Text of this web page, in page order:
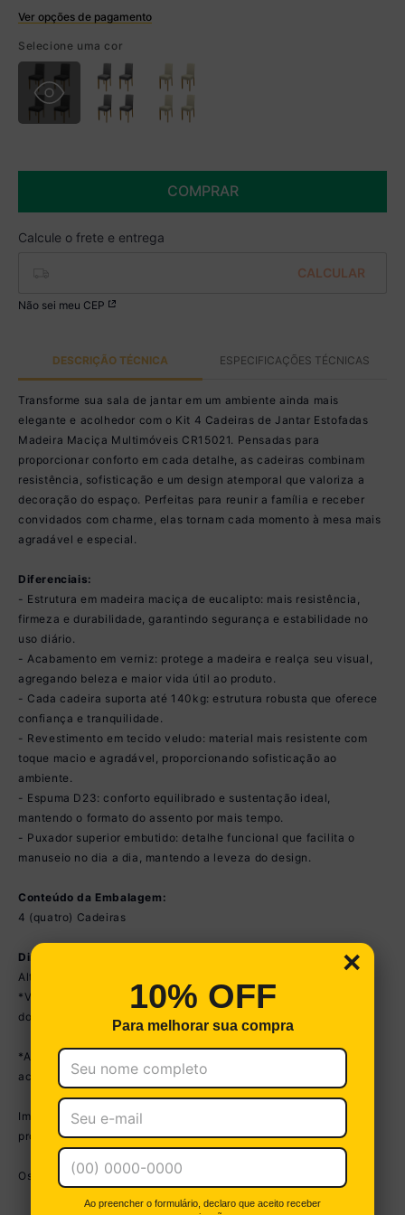
Ver opções de pagamento
R$ 1.804,99 à vista no Boleto
% de desconto)
Você economiza
Selecione uma cor
COMPRAR
Não sei meu CEP
DESCRIÇÃO TÉCNICA ESPECIFICAÇÕES TÉCNICAS
Transforme sua sala de jantar em um ambiente ainda mais
elegante e acolhedor com o Kit 4 Cadeiras de Jantar Estofadas
Madeira Maciça Multimóveis CR15021. Pensadas para
proporcionar conforto em cada detalhe, as cadeiras combinam
resistência, sofisticação e um design atemporal que valoriza a
decoração do espaço. Perfeitas para reunir a família e receber
convidados com charme, elas tornam cada momento à mesa mais
agradável e especial.
Diferenciais:
- Estrutura em madeira maciça de eucalipto: mais resistência,
firmeza e durabilidade, garantindo segurança e estabilidade no
uso diário.
- Acabamento em verniz: protege a madeira e realça seu visual,
agregando beleza e maior vida útil ao produto.
- Cada cadeira suporta até 140kg: estrutura robusta que oferece
confiança e tranquilidade.
- Revestimento em tecido veludo: material mais resistente com
toque macio e agradável, proporcionando sofisticação ao
ambiente.
- Espuma D23: conforto equilibrado e sustentação ideal,
mantendo o formato do assento por mais tempo.
- Puxador superior embutido: detalhe funcional que facilita o
manuseio no dia a dia, mantendo a leveza do design.
Conteúdo da Embalagem:
4 (quatro) Cadeiras
Dimensões do Produto:
Altura: 98cm | Largura: 46cm | Profundidade: 65cm
*Você pode consultar as medidas detalhadas na imagem técnica
do produto.
*As cores do produto podem sofrer variações de tonalidade de
acordo com as configurações do seu dispositivo.
Imagem meramente ilustrativa. Decoração não acompanha o
produto.
Os produtos serão entregues montados.
×
10% OFF
Para melhorar sua compra
Ao preencher o formulário, declaro que aceito receber